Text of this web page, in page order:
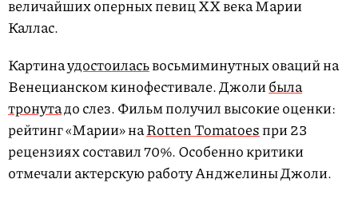
величайших оперных певиц XX века Марии
Каллас.
Картинаудостоиласьвосьмиминутных оваций на
Венецианском кинофестивале. Джолибыла
тронутадо слез. Фильм получил высокие оценки:
рейтинг «Марии» наRotten Tomatoesпри 23
рецензиях составил 70%. Особенно критики
отмечали актерскую работу Анджелины Джоли.